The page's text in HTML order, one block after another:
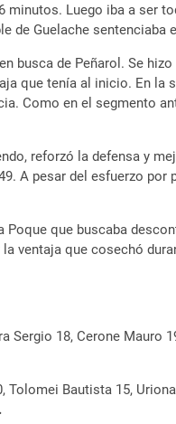
minutos. Luego iba a
Guelache sentenciaba
busca de Peñarol. Se
que tenía al inicio. En
Como en el segmento
reforzó la defensa y
A pesar del esfuerzo
que buscaba
ventaja que cosechó
Sergio 18, Cerone Mauro
Bautista 15,